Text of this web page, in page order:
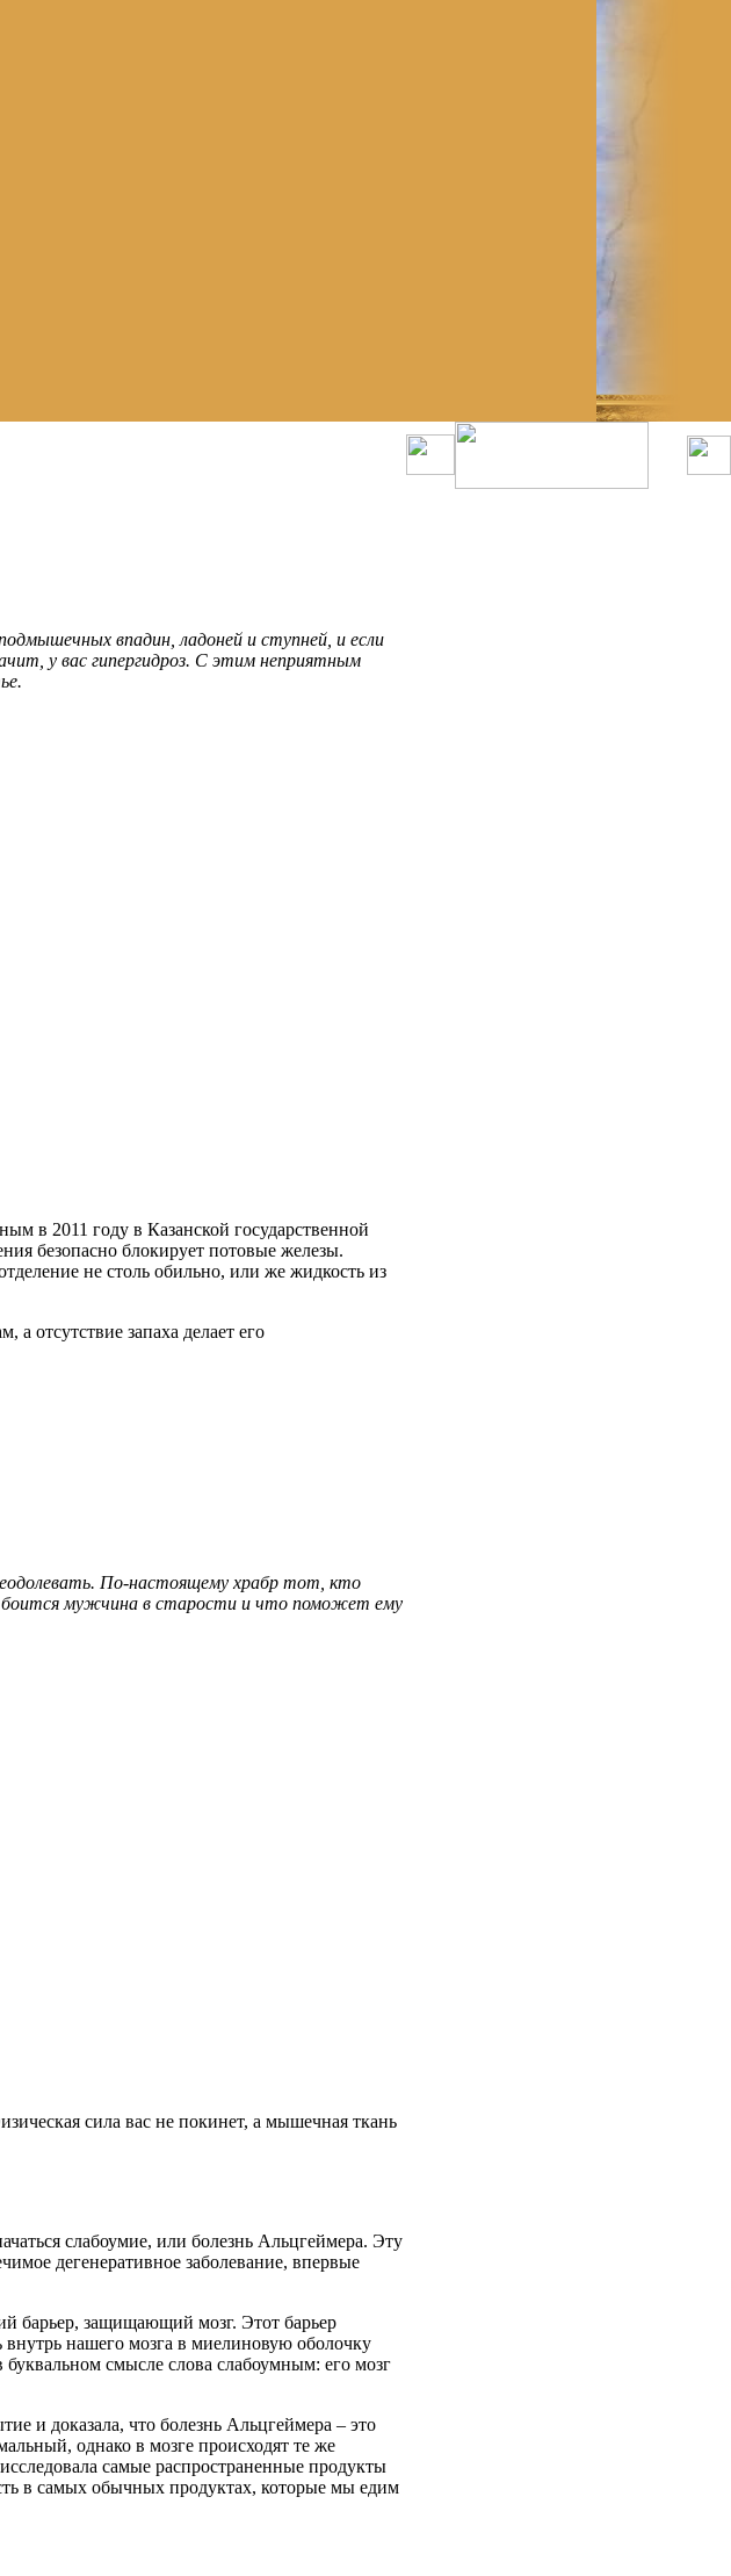
впадин ладоней и ступней , и если
, у вас гипергидроз. С этим неприятным
.
в 2011 году в Казанской государственной
безопасно блокирует потовые железы.
не столь обильно, или же жидкость из
, а отсутствие запаха делает его
. По-настоящему храбр тот, кто
боится мужчина в старости и что поможет ему
сила вас не покинет, а мышечная ткань
слабоумие, или болезнь Альцгеймера. Эту
дегенеративное заболевание, впервые
барьер, защищающий мозг. Этот барьер
внутрь нашего мозга в миелиновую оболочку
буквальном смысле слова слабоумным: его мозг
и доказала, что болезнь Альцгеймера – это
, однако в мозге происходят те же
исследовала самые распространенные продукты
в самых обычных продуктах, которые мы едим